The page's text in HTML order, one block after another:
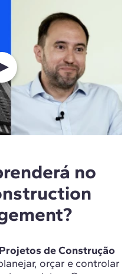
no
de Construção
orçar e controlar